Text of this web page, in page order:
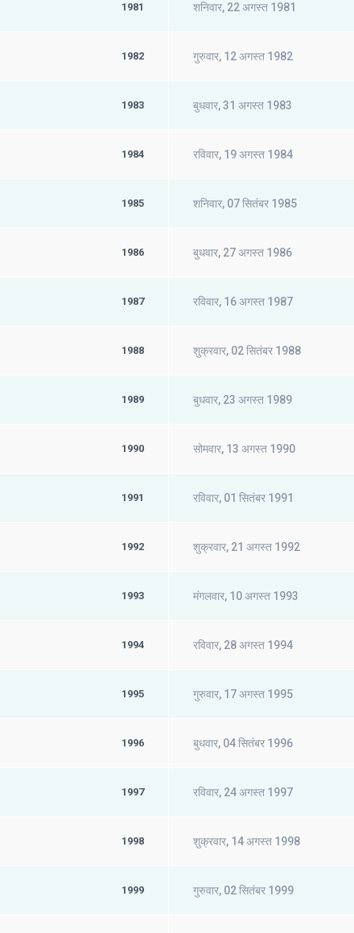
1981 शनिवार, 22 अगस्त 1981
1982 गुरुवार, 12 अगस्त 1982
1983 बुधवार, 31 अगस्त 1983
1984 रविवार, 19 अगस्त 1984
1985 शनिवार, 07 सितंबर 1985
1986 बुधवार, 27 अगस्त 1986
1987 रविवार, 16 अगस्त 1987
1988 शुक्रवार, 02 सितंबर 1988
1989 बुधवार, 23 अगस्त 1989
1990 सोमवार, 13 अगस्त 1990
1991 रविवार, 01 सितंबर 1991
1992 शुक्रवार, 21 अगस्त 1992
1993 मंगलवार, 10 अगस्त 1993
1994 रविवार, 28 अगस्त 1994
1995 गुरुवार, 17 अगस्त 1995
1996 बुधवार, 04 सितंबर 1996
1997 रविवार, 24 अगस्त 1997
1998 शुक्रवार, 14 अगस्त 1998
1999 गुरुवार, 02 सितंबर 1999